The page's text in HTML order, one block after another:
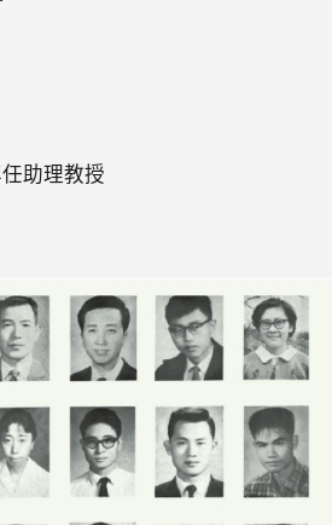
助理教授